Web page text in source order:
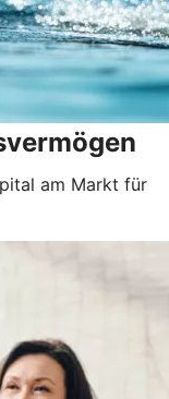
am Markt für